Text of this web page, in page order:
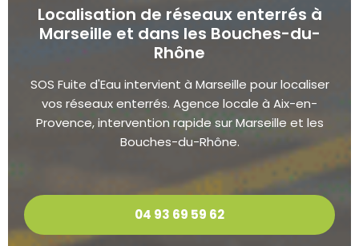
Localisation de réseaux enterrés à
Marseille et dans les Bouches-du-
Rhône
SOS Fuite d'Eau intervient à Marseille pour localiser
vos réseaux enterrés. Agence locale à Aix-en-
Provence, intervention rapide sur Marseille et les
Bouches-du-Rhône.
04 93 69 59 62